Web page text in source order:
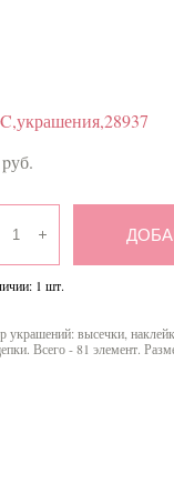
1 шт.
украшений: высечки,
Всего - 81 элемент.